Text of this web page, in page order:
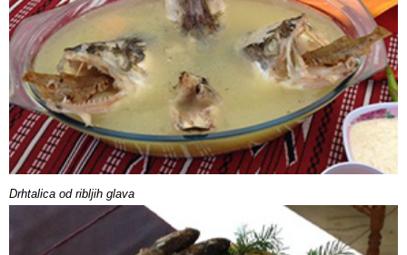
Drhtalica od ribljih glava